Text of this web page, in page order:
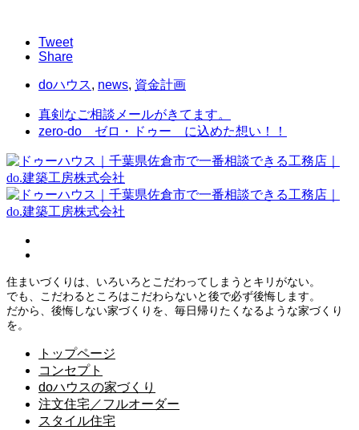
Tweet
Share
doハウス, news, 資金計画
真剣なご相談メールがきてます。
zero-do ゼロ・ドゥー に込めた想い！！
住まいづくりは、いろいろとこだわってしまうとキリがない。
でも、こだわるところはこだわらないと後で必ず後悔します。
だから、後悔しない家づくりを、毎日帰りたくなるような家づくり
を。
トップページ
コンセプト
doハウスの家づくり
注文住宅／フルオーダー
スタイル住宅